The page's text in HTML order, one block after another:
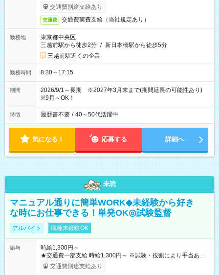
交通費別途支給あり
交通費 交通費実費支給（当社規定あり）
勤務地
東京都中央区
三越前駅から徒歩2分 / 新日本橋駅から徒歩5分
三越前駅近くの企業
勤務時間 8:30～17:15
期間
2026/9/1～長期 ※2027年3月末まで(期間延長の可能性あり)
※9月～OK！
特徴 履歴書不要 / 40～50代活躍中
気になる！ 応募する 詳細へ
未読
マニュアル通りに簡単WORK◆未経験から好き
な時にお仕事できる！単発OK◎試験監督
アルバイト 職種未経験OK
給与
時給1,300円～
★交通費一部支給 時給1,300円～ ※試験・役割により手当あり
※勤務回数により昇給あり 【即給（前払い）オプションあ
り！】 希望される場合、勤務から1週間ほどで給与の一部を受け
交通費別途支給あり